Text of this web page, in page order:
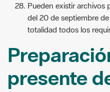
Pueden existir archivos
del 20 de septiembre
totalidad todos los
presente